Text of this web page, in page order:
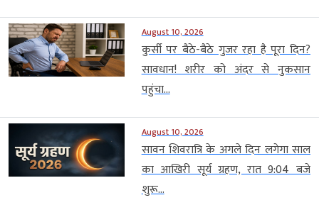
August 10, 2026
कुर्सी पर बैठे-बैठे गुजर रहा है पूरा दिन?
सावधान! शरीर को अंदर से नुकसान
पहुंचा...
August 10, 2026
सावन शिवरात्रि के अगले दिन लगेगा साल
का आखिरी सूर्य ग्रहण, रात 9:04 बजे
शुरू...